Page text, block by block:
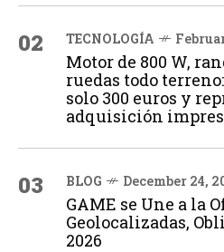
02 TECNOLOGÍA
Motor de 800 W,
ruedas todo
solo 300 euros y
adquisición
03 BLOG December 24,
GAME se Une a la
Geolocalizadas,
2026